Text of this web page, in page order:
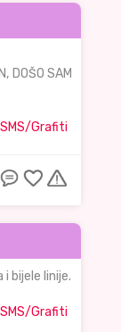
DOŠO SAM
SMS/Grafiti
bijele linije.
SMS/Grafiti